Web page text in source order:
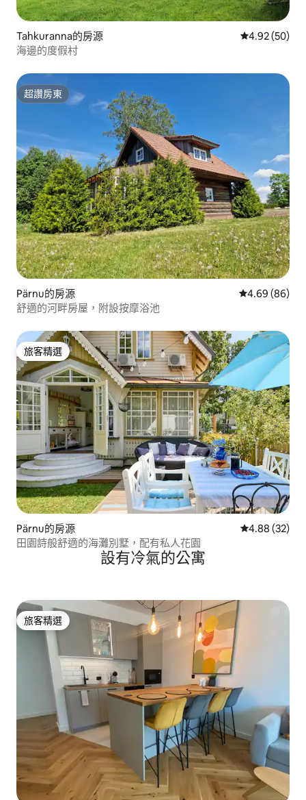
Tahkuranna的房源 從 50 則評價
4.92 (50)
海邊的度假村
超讚房東
超讚房東
Pärnu的房源 從 86 則評價
4.69 (86)
舒適的河畔房屋，附設按摩浴池
旅客精選
旅客精選
Pärnu的房源 從 32 則評價
4.88 (32)
田園詩般舒適的海灘別墅，配有私人花園
設有冷氣的公寓
旅客精選
旅客精選